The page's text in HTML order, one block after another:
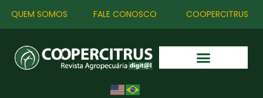
QUEM SOMOS FALE CONOSCO COOPERCITRUS